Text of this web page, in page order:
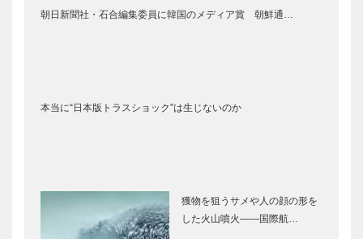
朝日新聞社・石合編集委員に韓国のメディア賞 朝鮮通…
本当に“日本版トラスショック”は生じないのか
獲物を狙うサメや人の顔の形を
した火山噴火――国際航…